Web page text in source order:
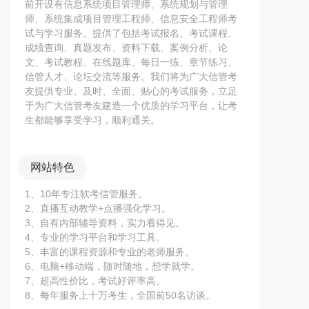
前开设有信息系统项目管理师、系统规划与管理
师、系统集成项目管理工程师、信息安全工程师考
试与学习服务。提供了包括考试报名、考试课程、
成绩查询、真题发布、资料下载、案例分析、论
文、考试教程、在线题库、每日一练、章节练习、
信管人才、论坛交流等服务。我们将为广大信管考
友提供专业、及时、全面、贴心的考试服务，立足
于为广大信管考友建造一个优质的学习平台，让考
生都能够享受学习，顺利通关。
网站特色
1、10年专注软考信管服务。
2、直播互动教学+点播强化学习。
3、自有内部辅导资料，实力看得见。
4、专业的学习平台和学习工具。
5、丰富的课程资源和专业的老师服务。
6、电脑+移动端，随时随地，想学就学。
7、超高性价比，考试好评率高。
8、每年服务上十万考生，全国前50名访谈。